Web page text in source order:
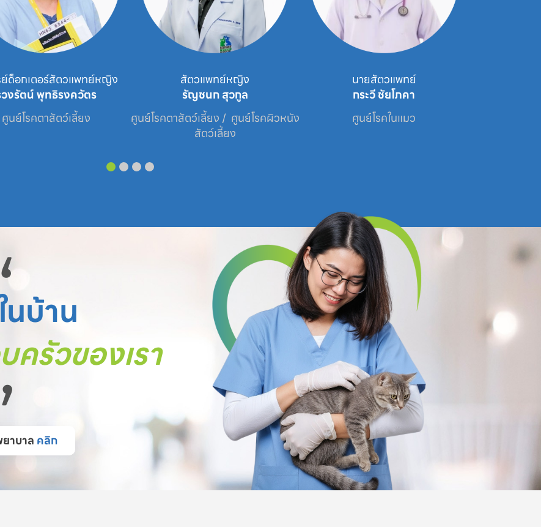
ย์ด็อกเตอร์สัตวแพทย์หญิง
งรัตน์ พุทธิรงควัตร
ศูนย์โรคตาสัตว์เลี้ยง
สัตวแพทย์หญิง
รัญชนก สุวกูล
ศูนย์โรคตาสัตว์เลี้ยง /  ศูนย์โรคผิวหนัง
สัตว์เลี้ยง
นายสัตวแพทย์
กระวี ชัยโภคา
ศูนย์โรคในแมว
บ้าน
ครัวของเรา
าบาล คลิก